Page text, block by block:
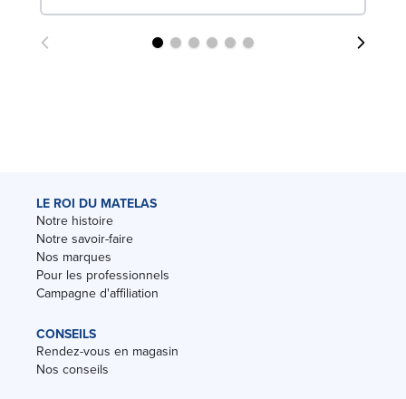
LE ROI DU MATELAS
Notre histoire
Notre savoir-faire
Nos marques
Pour les professionnels
Campagne d'affiliation
CONSEILS
Rendez-vous en magasin
Nos conseils